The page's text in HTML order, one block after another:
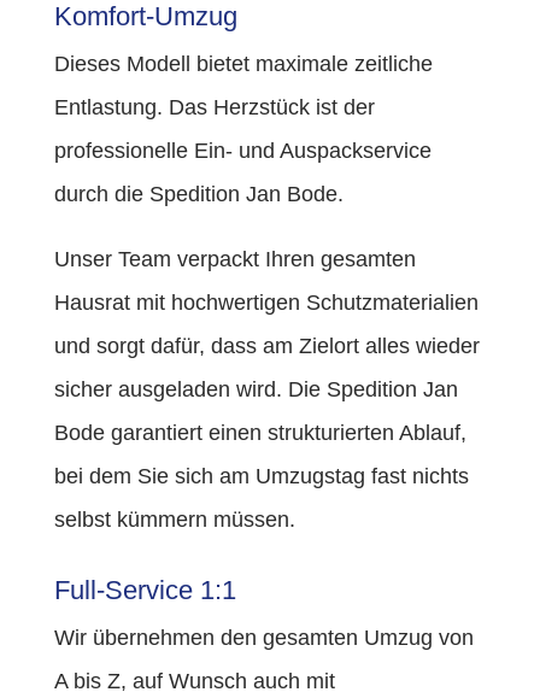
Komfort-Umzug
Dieses Modell bietet maximale zeitliche
Entlastung. Das Herzstück ist der
professionelle Ein- und Auspackservice
durch die Spedition Jan Bode.
Unser Team verpackt Ihren gesamten
Hausrat mit hochwertigen Schutzmaterialien
und sorgt dafür, dass am Zielort alles wieder
sicher ausgeladen wird. Die Spedition Jan
Bode garantiert einen strukturierten Ablauf,
bei dem Sie sich am Umzugstag fast nichts
selbst kümmern müssen.
Full-Service 1:1
Wir übernehmen den gesamten Umzug von
A bis Z, auf Wunsch auch mit